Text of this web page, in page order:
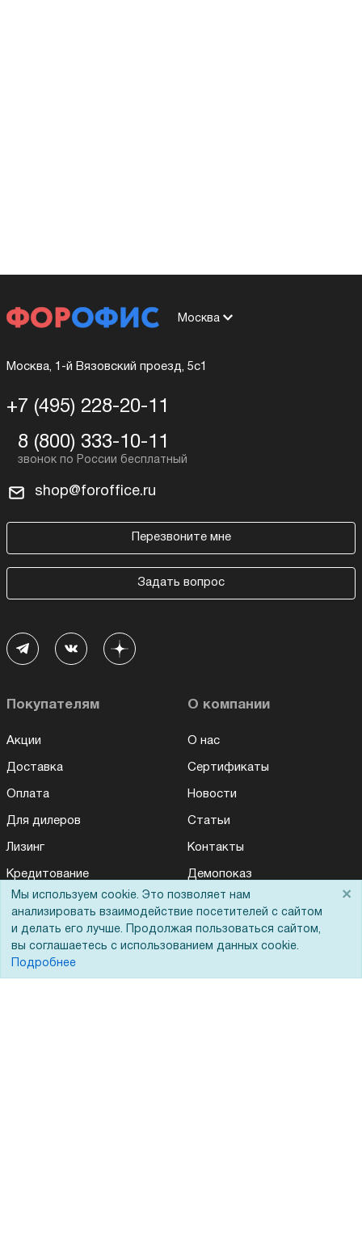
Москва
Москва, 1-й Вязовский проезд, 5с1
+7 (495) 228-20-11
8 (800) 333-10-11
shop@foroffice.ru
Перезвоните мне
Задать вопрос
Покупателям
Акции
Доставка
Оплата
Для дилеров
Лизинг
Кредитование
Госучреждениям
Тендеры
ЭДО
О компании
О нас
Сертификаты
Новости
Статьи
Контакты
Демопоказ
Мы используем cookie. Это позволяет нам
анализировать взаимодействие посетителей с сайтом
и делать его лучше. Продолжая пользоваться сайтом,
вы соглашаетесь с использованием данных cookie.
Подробнее
×